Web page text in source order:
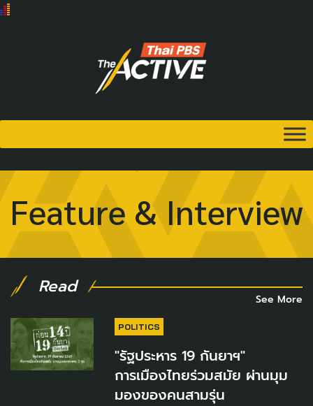
Feature & Interview
Read
See More
POLITICS
"รัฐประหาร 19 กันยาฯ"
การเมืองไทยร่วมสมัย ผ่านมุม
มองของคนสามรุ่น